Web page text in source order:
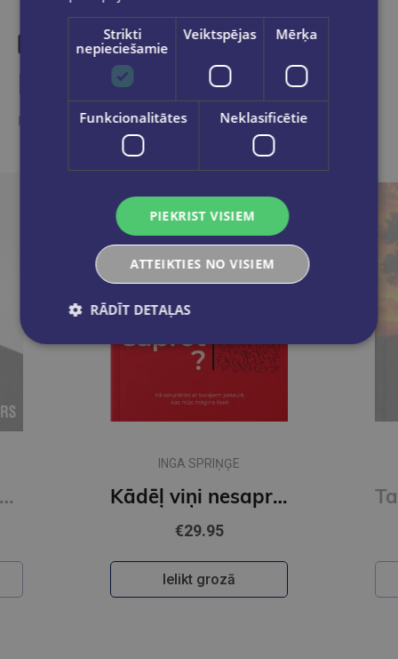
Līdzīgas preces
Ieskaties, varbūt noder
Esi noderīgs. 7 padomi dzīvei
INGA SPRIŅĢE
Kādēļ viņi nesaprot?
€29.95
Ielikt grozā
Strikti
nepieciešamie
Veiktspējas Mērķa
Funkcionalitātes Neklasificētie
PIEKRIST VISIEM
ATTEIKTIES NO VISIEM
RĀDĪT DETAĻAS